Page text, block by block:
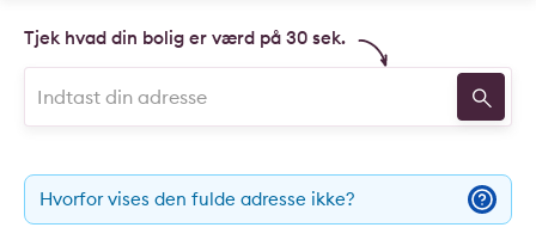
Tjek hvad din bolig er værd på 30 sek.
Hvorfor vises den fulde adresse ikke?